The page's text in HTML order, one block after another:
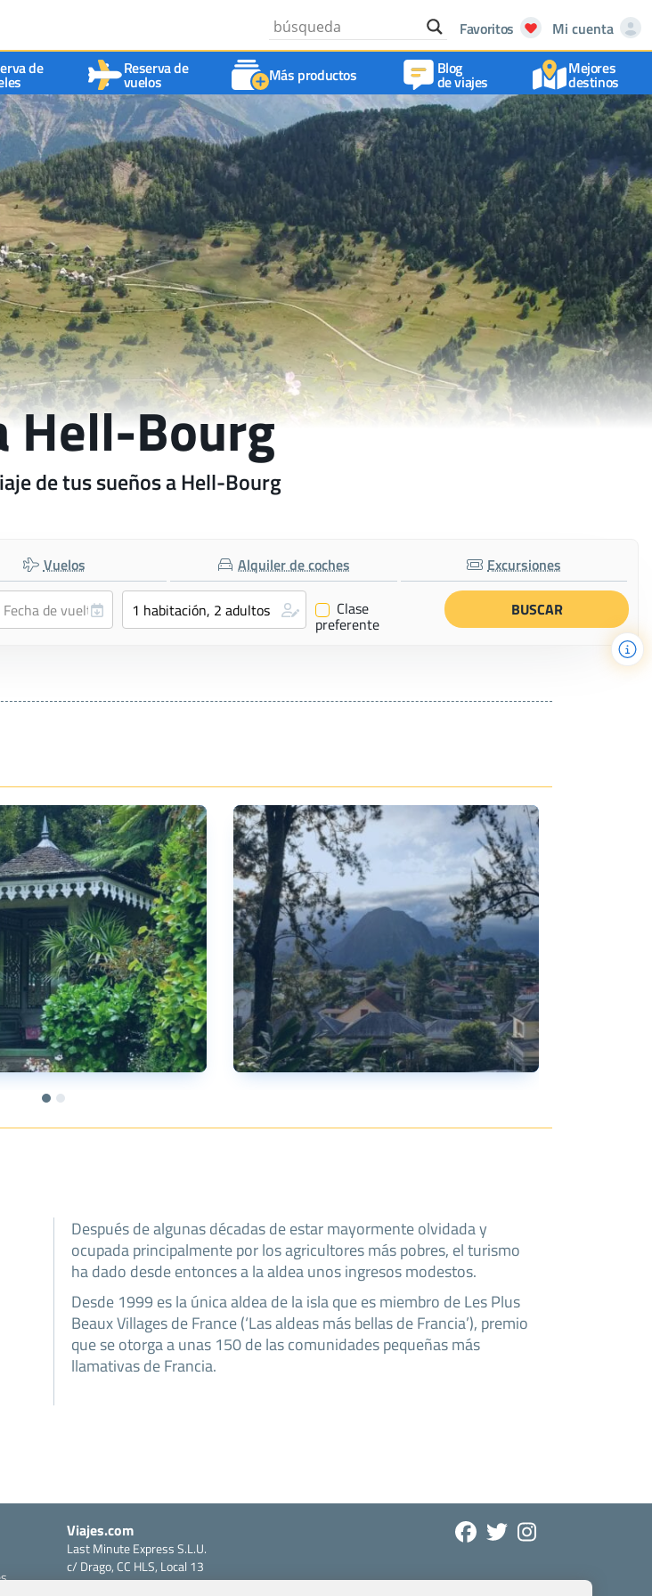
Favoritos
Mi cuenta
de Reserva de
vuelos Más productos Blog
de viajes
Mejores
destinos
Hell-Bourg
de tus sueños a Hell-Bourg
Vuelos Alquiler de coches Excursiones
✔ Clase
preferente
Después de algunas décadas de estar mayormente olvidada y
ocupada principalmente por los agricultores más pobres, el turismo
ha dado desde entonces a la aldea unos ingresos modestos.
Desde 1999 es la única aldea de la isla que es miembro de Les Plus
Beaux Villages de France (‘Las aldeas más bellas de Francia’), premio
que se otorga a unas 150 de las comunidades pequeñas más
llamativas de Francia.
Viajes.com
Last Minute Express S.L.U.
c/ Drago, CC HLS, Local 13
38660 Miraverde – Adeje